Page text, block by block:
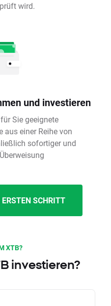
wird.
und investieren
Sie geeignete
aus einer Reihe von
sofortiger und
SCHRITT
XTB?
investieren?